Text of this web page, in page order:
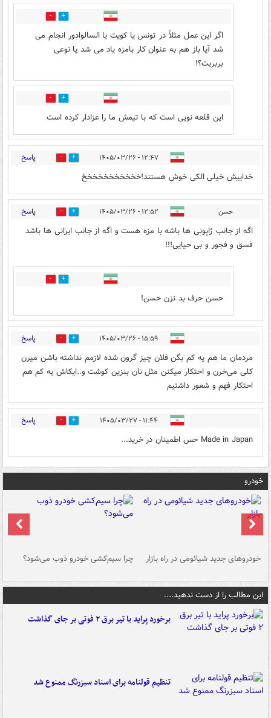
0
اگر این عمل مثلاً در تونس یا کویت یا السالوادور انجام می
شد آیا باز هم به عنوان کار بامزه یاد می شد یا نوعی
بربریت؟!
0
این قلعه نویی است که با تیمش ما را عزادار کرده است
۱۲:۴۷ - ۱۴۰۵/۰۳/۲۶ 4 پاسخ
خداییش خیلی الکی خوش هستند!خخخخخخخخخخخ
حسن ۱۲:۵۲ - ۱۴۰۵/۰۳/۲۶ 5 پاسخ
اگه از جانب ژاپونی ها باشه با مزه هست و اگه از جانب ایرانی ها باشد
فسق و فجور و بی حیایی!!!
0
حسن حرف بد نزن حسن!
۱۵:۵۹ - ۱۴۰۵/۰۳/۲۶ 0 پاسخ
مردمان ما هم یه کم بگن فلان چیز گرون شده لازمم نداشته باشن میرن
کلی می‌خرن و احتکار میکنن مثل نان بنزین کوشت و..ایکاش یه کم هم
احتکار فهم و شعور داشتیم
۱۱:۴۴ - ۱۴۰۵/۰۳/۲۷ 0 پاسخ
Made in Japan حس اطمینان در خرید...
خودرو
خودروهای جدید شیائومی در راه بازار چرا سیم‌کشی خودرو ذوب می‌شود؟
این مطالب را از دست ندهید....
برخورد پراید با تیر برق ۲ فوتی بر جای گذاشت
تنظیم قولنامه برای اسناد سبزرنگ ممنوع شد